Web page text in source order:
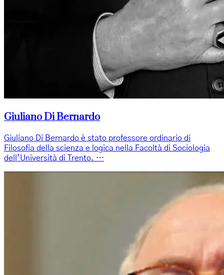
Giuliano Di Bernardo
Giuliano Di Bernardo è stato professore ordinario di
Filosofia della scienza e logica nella Facoltà di Sociologia
dell’Università di Trento. …